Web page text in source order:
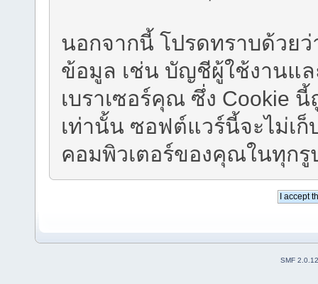
นอกจากนี้ โปรดทราบด้วย
ข้อมูล เช่น บัญชีผู้ใช้งานแ
เบราเซอร์คุณ ซึ่ง Cookie
เท่านั้น ซอฟต์แวร์นี้จะไม่เ
คอมพิวเตอร์ของคุณในทุกรู
SMF 2.0.12